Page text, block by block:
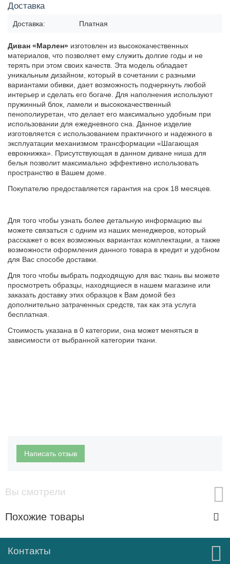
Доставка
Доставка: Платная
Диван «Марлен» изготовлен из высококачественных
материалов, что позволяет ему служить долгие годы и не
терять при этом своих качеств. Эта модель обладает
уникальным дизайном, который в сочетании с разными
вариантами обивки, дает возможность подчеркнуть любой
интерьер и сделать его богаче. Для наполнения используют
пружинный блок, ламели и высококачественный
пенополиуретан, что делает его максимально удобным при
использовании для ежедневного сна. Данное изделие
изготовляется с использованием практичного и надежного в
эксплуатации механизмом трансформации «Шагающая
еврокнижка». Присутствующая в данном диване ниша для
белья позволит максимально эффективно использовать
пространство в Вашем доме.
Покупателю предоставляется гарантия на срок 18 месяцев.
Для того чтобы узнать более детальную информацию вы
можете связаться с одним из наших менеджеров, который
расскажет о всех возможных вариантах комплектации, а также
возможности оформления данного товара в кредит и удобном
для Вас способе доставки.
Для того чтобы выбрать подходящую для вас ткань вы можете
просмотреть образцы, находящиеся в нашем магазине или
заказать доставку этих образцов к Вам домой без
дополнительно затраченных средств, так как эта услуга
бесплатная.
Стоимость указана в 0 категории, она может меняться в
зависимости от выбранной категории ткани.
Написать отзыв
Вы смотрели
Похожие товары
Контакты